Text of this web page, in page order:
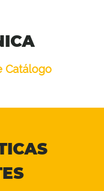
Catálogo